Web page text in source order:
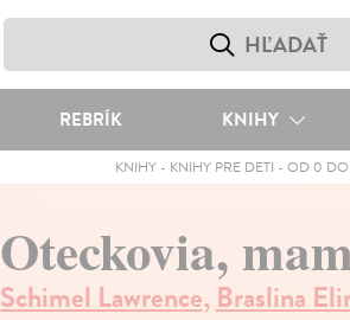
REBRÍK KNIHY
KNIHY- KNIHY PRE DETI - OD 0
Oteckovia,
Schimel Lawrence, Braslina